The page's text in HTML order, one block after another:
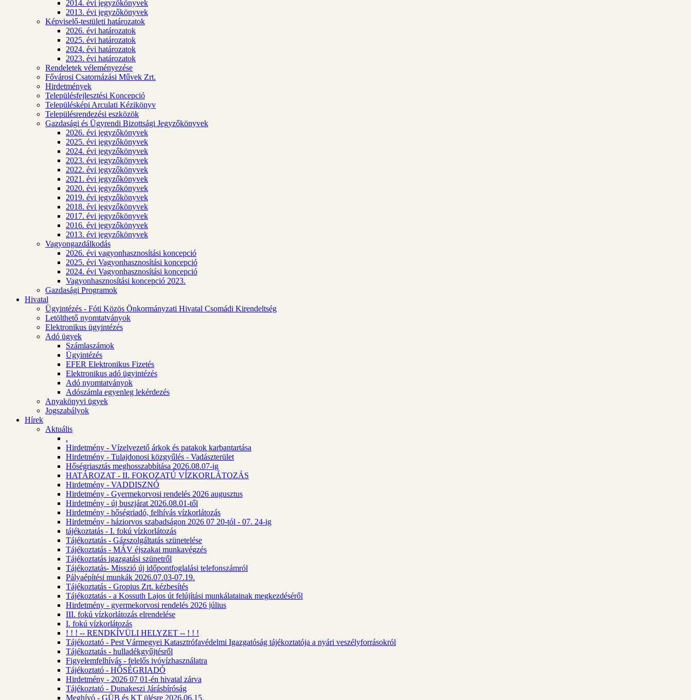
2014. évi jegyzőkönyvek
2013. évi jegyzőkönyvek
Képviselő-testületi határozatok
2026. évi határozatok
2025. évi határozatok
2024. évi határozatok
2023. évi határozatok
Rendeletek véleményezése
Fővárosi Csatornázási Művek Zrt.
Hirdetmények
Településfejlesztési Koncepció
Településképi Arculati Kézikönyv
Településrendezési eszközök
Gazdasági és Ügyrendi Bizottsági Jegyzőkönyvek
2026. évi jegyzőkönyvek
2025. évi jegyzőkönyvek
2024. évi jegyzőkönyvek
2023. évi jegyzőkönyvek
2022. évi jegyzőkönyvek
2021. évi jegyzőkönyvek
2020. évi jegyzőkönyvek
2019. évi jegyzőkönyvek
2018. évi jegyzőkönyvek
2017. évi jegyzőkönyvek
2016. évi jegyzőkönyvek
2013. évi jegyzőkönyvek
Vagyongazdálkodás
2026. évi vagyonhasznosítási koncepció
2025. évi Vagyonhasznosítási koncepció
2024. évi Vagyonhasznosítási koncepció
Vagyonhasznosítási koncepció 2023.
Gazdasági Programok
Hivatal
Ügyintézés - Fóti Közös Önkormányzati Hivatal Csomádi Kirendeltség
Letölthető nyomtatványok
Elektronikus ügyintézés
Adó ügyek
Számlaszámok
Ügyintézés
EFER Elektronikus Fizetés
Elektronikus adó ügyintézés
Adó nyomtatványok
Adószámla egyenleg lekérdezés
Anyakönyvi ügyek
Jogszabályok
Hírek
Aktuális
.
Hirdetmény - Vízelvezető árkok és patakok karbantartása
Hirdetmény - Tulajdonosi közgyűlés - Vadászterület
Hőségriasztás meghosszabbítása 2026.08.07-ig
HATÁROZAT - II. FOKOZATÚ VÍZKORLÁTOZÁS
Hirdetmény - VADDISZNÓ
Hirdetmény - Gyermekorvosi rendelés 2026 augusztus
Hirdetmény - új buszjárat 2026.08.01-től
Hirdetmény - hőségriadó, felhívás vízkorlátozás
Hirdetmény - háziorvos szabadságon 2026 07 20-tól - 07. 24-ig
tájékoztatás - I. fokú vízkorlátozás
Tájékoztatás - Gázszolgáltatás szünetelése
Tájékoztatás - MÁV éjszakai munkavégzés
Tájékoztatás igazgatási szünetről
Tájékoztatás- Misszió új időpontfoglalási telefonszámról
Pályaépítési munkák 2026.07.03-07.19.
Tájékoztatás - Gropius Zrt. kézbesítés
Tájékoztatás - a Kossuth Lajos út felújítási munkálatainak megkezdéséről
Hirdetmény - gyermekorvosi rendelés 2026 július
III. fokú vízkorlátozás elrendelése
I. fokú vízkorlátozás
! ! ! -- RENDKÍVÜLI HELYZET -- ! ! !
Tájékoztató - Pest Vármegyei Katasztrófavédelmi Igazgatóság tájékoztatója a nyári veszélyforrásokról
Tájékoztatás - hulladékgyűjtésről
Figyelemfelhívás - felelős ivóvízhasználatra
Tájékoztató - HŐSÉGRIADÓ
Hirdetmény - 2026 07 01-én hivatal zárva
Tájékoztató - Dunakeszi Járásbíróság
Meghívó - GÜB és KT ülésre 2026.06.15.